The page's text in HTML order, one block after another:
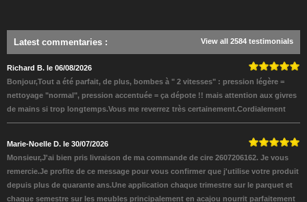
Latest commentaries : View all 2584 testimonials
Richard B. le 06/08/2026
Bonjour,Tout a été parfait, de plus, bombes à " 2 vitesses" : pression légère =
nettoyage "normal", pression accentuée = ça dépote !! mais attention aux givres
de mains si trop longtemps.Vous me reverrez très certainement.Cordialement
Marie-Noelle D. le 30/07/2026
Monsieur,J'ai bien pris livraison de ma commande de cire 2607206162. Je vous
remercie.Je profite de ce message pour vous confirmer que j'utilise votre produit
depuis plus de quarante ans.Une application chaque trimestre sur le parquet et
chaque semestre sur les meubles principalement en acajou nourrit parfaitement